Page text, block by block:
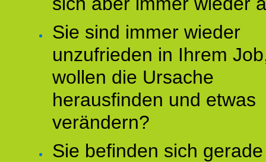
Sie sind immer wieder
unzufrieden in Ihrem
wollen die Ursache
herausfinden und etwas
verändern?
Sie befinden sich